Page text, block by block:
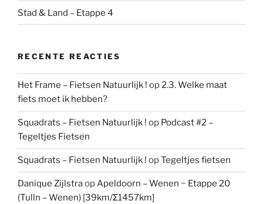
Stad & Land – Etappe 4
RECENTE REACTIES
Het Frame – Fietsen Natuurlijk ! op2.3. Welke maat
fiets moet ik hebben?
Squadrats – Fietsen Natuurlijk ! op Podcast #2 –
Tegeltjes Fietsen
Squadrats – Fietsen Natuurlijk ! opTegeltjes fietsen
Danique ZijlstraopApeldoorn – Wenen ~ Etappe 20
(Tulln – Wenen) [39km/Σ1457km]